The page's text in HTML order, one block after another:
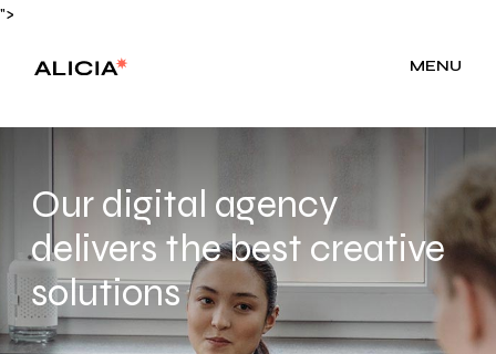
">
MENU
Our digital agency
delivers the best creative
solutions